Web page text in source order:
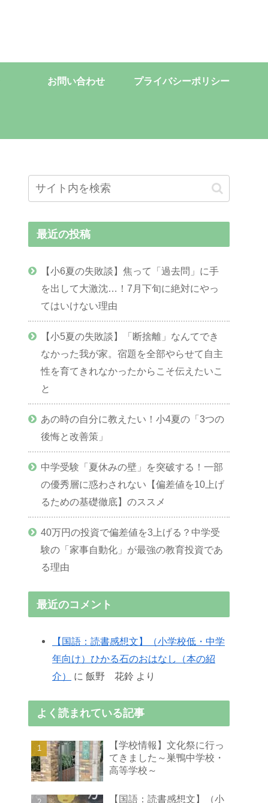
お問い合わせ プライバシーポリシー
最近の投稿
【小6夏の失敗談】焦って「過去問」に手
を出して大激沈…！7月下旬に絶対にやっ
てはいけない理由
【小5夏の失敗談】「断捨離」なんてでき
なかった我が家。宿題を全部やらせて自主
性を育てきれなかったからこそ伝えたいこ
と
あの時の自分に教えたい！小4夏の「3つの
後悔と改善策」
中学受験「夏休みの壁」を突破する！一部
の優秀層に惑わされない【偏差値を10上げ
るための基礎徹底】のススメ
40万円の投資で偏差値を3上げる？中学受
験の「家事自動化」が最強の教育投資であ
る理由
最近のコメント
【国語：読書感想文】（小学校低・中学
年向け）ひかる石のおはなし（本の紹
介）
に 飯野 花鈴 より
よく読まれている記事
【学校情報】文化祭に行っ
てきました～巣鴨中学校・
高等学校～
【国語：読書感想文】（小